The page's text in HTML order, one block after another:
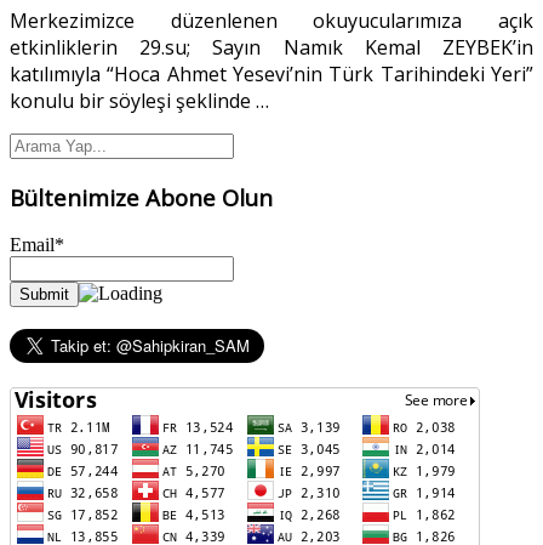
Merkezimizce düzenlenen okuyucularımıza açık
etkinliklerin 29.su; Sayın Namık Kemal ZEYBEK’in
katılımıyla “Hoca Ahmet Yesevi’nin Türk Tarihindeki Yeri”
konulu bir söyleşi şeklinde …
Bültenimize Abone Olun
Email*